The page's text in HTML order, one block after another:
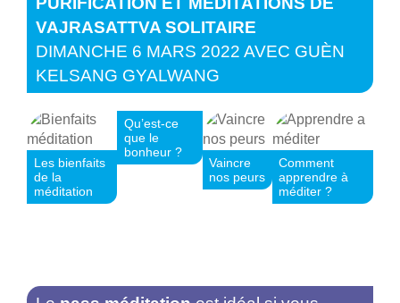
VAJRASATTVA SOLITAIRE
DIMANCHE 6 MARS 2022 AVEC GUÈN
KELSANG GYALWANG
Les bienfaits
de la
méditation
Qu’est-ce
que le
bonheur ?
Vaincre
nos peurs
Comment
apprendre à
méditer ?